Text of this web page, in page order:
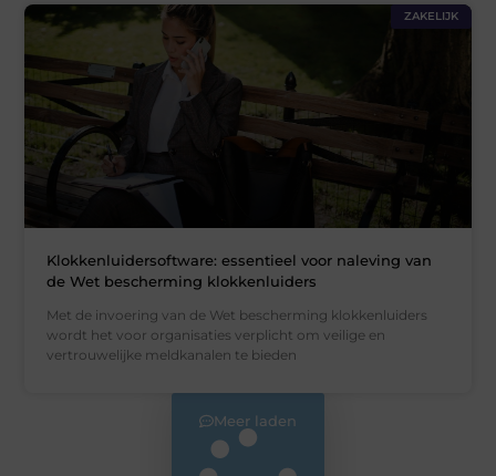
ZAKELIJK
Klokkenluidersoftware: essentieel voor naleving van
de Wet bescherming klokkenluiders
Met de invoering van de Wet bescherming klokkenluiders
wordt het voor organisaties verplicht om veilige en
vertrouwelijke meldkanalen te bieden
Meer laden